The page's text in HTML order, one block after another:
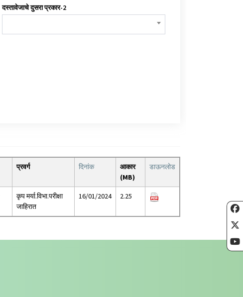
दस्तावेजाचे दुसरा प्रकार-2
प्रवर्ग दिनांक
आकार
(MB)
डाऊनलोड
कृप मर्या.विभा.परीक्षा
जाहिरात
16/01/2024 2.25